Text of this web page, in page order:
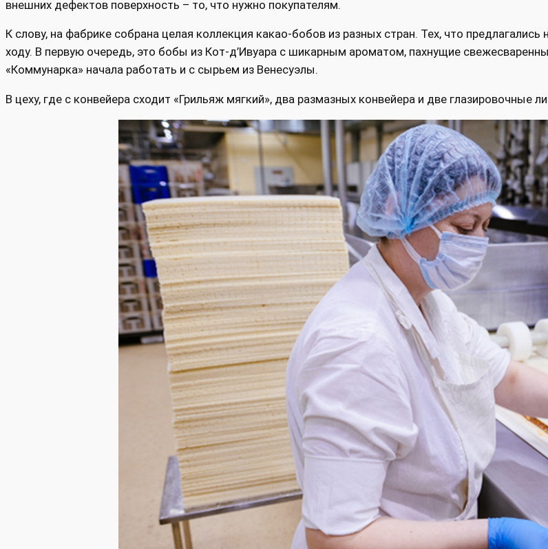
внешних дефектов поверхность – то, что нужно покупателям.
К слову, на фабрике собрана целая коллекция какао-бобов из разных стран. Тех, что
ходу. В первую очередь, это бобы из Кот-д’Ивуара с шикарным ароматом, пахнущие
«Коммунарка» начала работать и с сырьем из Венесуэлы.
В цеху, где с конвейера сходит «Грильяж мягкий», два размазных конвейера и две глазировочные